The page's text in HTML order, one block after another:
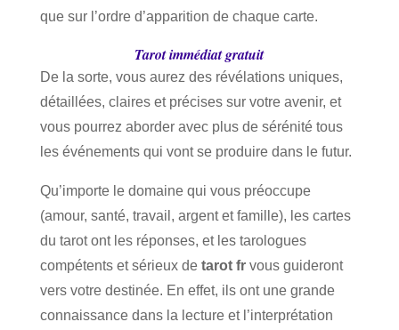
que sur l’ordre d’apparition de chaque carte.
Tarot immédiat gratuit
De la sorte, vous aurez des révélations uniques,
détaillées, claires et précises sur votre avenir, et
vous pourrez aborder avec plus de sérénité tous
les événements qui vont se produire dans le futur.
Qu’importe le domaine qui vous préoccupe
(amour, santé, travail, argent et famille), les cartes
du tarot ont les réponses, et les tarologues
compétents et sérieux de tarot fr vous guideront
vers votre destinée. En effet, ils ont une grande
connaissance dans la lecture et l’interprétation